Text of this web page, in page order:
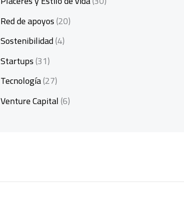
Red de apoyos(20)
Sostenibilidad(4)
Startups(31)
Tecnología(27)
Venture Capital(6)